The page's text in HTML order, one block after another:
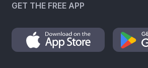
GET THE FREE APP